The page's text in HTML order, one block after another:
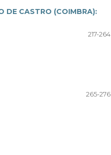
DE CASTRO (COIMBRA):
217-264
265-276